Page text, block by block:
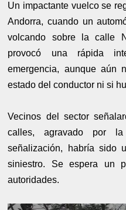
Un impactante vuelco se
Andorra, cuando un
volcando sobre la calle
provocó una rápida
emergencia, aunque aún
estado del conductor ni si
Vecinos del sector
calles, agravado por
señalización, habría sido
siniestro. Se espera un
autoridades.